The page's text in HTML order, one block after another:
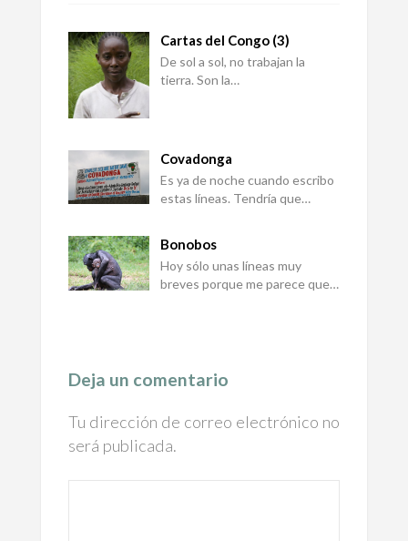
Cartas del Congo (3)
De sol a sol, no trabajan la
tierra. Son la…
Covadonga
Es ya de noche cuando escribo
estas líneas. Tendría que…
Bonobos
Hoy sólo unas líneas muy
breves porque me parece que…
Deja un comentario
Tu dirección de correo electrónico no
será publicada.